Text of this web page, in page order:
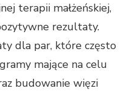
terapii małżeńskiej,
rezultaty.
dla par, które często
mające na celu
budowanie więzi